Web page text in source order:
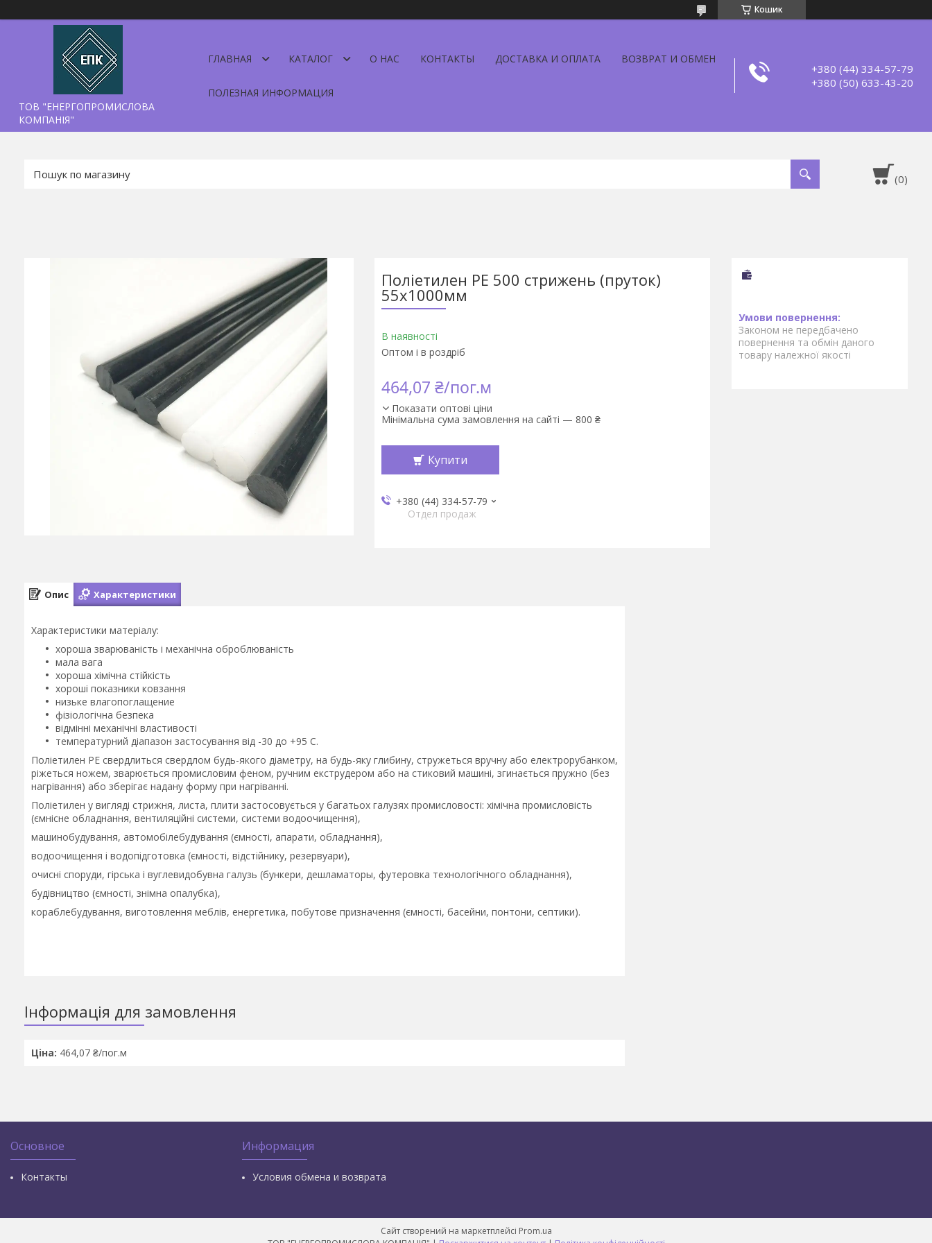
Кошик
ТОВ "ЕНЕРГОПРОМИСЛОВА
КОМПАНІЯ"
ГЛАВНАЯ КАТАЛОГ О НАС КОНТАКТЫ ДОСТАВКА И ОПЛАТА ВОЗВРАТ И ОБМЕН
ПОЛЕЗНАЯ ИНФОРМАЦИЯ
+380 (44) 334-57-79
+380 (50) 633-43-20
Поліетилен PE 500 стрижень (пруток)
55х1000мм
В наявності
Оптом і в роздріб
464,07 ₴/пог.м
Показати оптові ціни
Мінімальна сума замовлення на сайті — 800 ₴
Купити
+380 (44) 334-57-79
Отдел продаж
Законом не передбачено
повернення та обмін даного
товару належної якості
Опис Характеристики
Характеристики матеріалу:
хороша зварюваність і механічна оброблюваність
мала вага
хороша хімічна стійкість
хороші показники ковзання
низьке влагопоглащение
фізіологічна безпека
відмінні механічні властивості
температурний діапазон застосування від -30 до +95 С.
Поліетилен PE свердлиться свердлом будь-якого діаметру, на будь-яку глибину, стружеться вручну або електрорубанком,
ріжеться ножем, зварюється промисловим феном, ручним екструдером або на стиковий машині, згинається пружно (без
нагрівання) або зберігає надану форму при нагріванні.
Поліетилен у вигляді стрижня, листа, плити застосовується у багатьох галузях промисловості: хімічна промисловість
(ємнісне обладнання, вентиляційні системи, системи водоочищення),
машинобудування, автомобілебудування (ємності, апарати, обладнання),
водоочищення і водопідготовка (ємності, відстійнику, резервуари),
очисні споруди, гірська і вуглевидобувна галузь (бункери, дешламаторы, футеровка технологічного обладнання),
будівництво (ємності, знімна опалубка),
кораблебудування, виготовлення меблів, енергетика, побутове призначення (ємності, басейни, понтони, септики).
Інформація для замовлення
Ціна: 464,07 ₴/пог.м
Основное
Контакты
Информация
Условия обмена и возврата
Сайт створений на маркетплейсі Prom.ua